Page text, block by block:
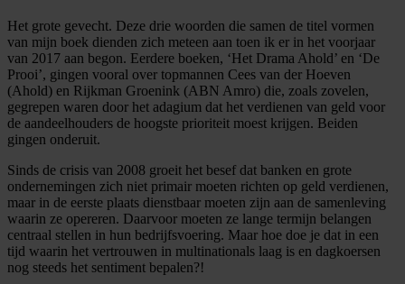
Het grote gevecht. Deze drie woorden die samen de titel vormen
van mijn boek dienden zich meteen aan toen ik er in het voorjaar
van 2017 aan begon. Eerdere boeken, ‘Het Drama Ahold’ en ‘De
Prooi’, gingen vooral over topmannen Cees van der Hoeven
(Ahold) en Rijkman Groenink (ABN Amro) die, zoals zovelen,
gegrepen waren door het adagium dat het verdienen van geld voor
de aandeelhouders de hoogste prioriteit moest krijgen. Beiden
gingen onderuit.
Sinds de crisis van 2008 groeit het besef dat banken en grote
ondernemingen zich niet primair moeten richten op geld verdienen,
maar in de eerste plaats dienstbaar moeten zijn aan de samenleving
waarin ze opereren. Daarvoor moeten ze lange termijn belangen
centraal stellen in hun bedrijfsvoering. Maar hoe doe je dat in een
tijd waarin het vertrouwen in multinationals laag is en dagkoersen
nog steeds het sentiment bepalen?!